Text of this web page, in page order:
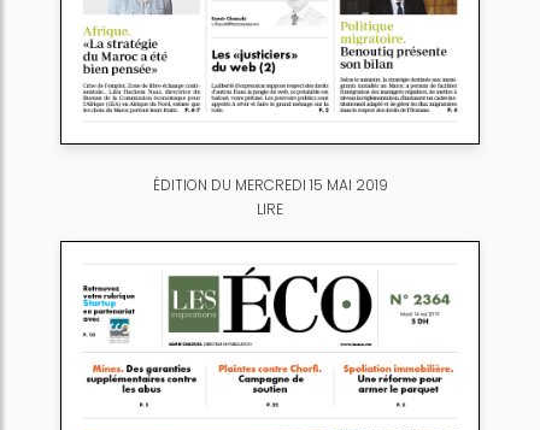
ÉDITION DU MERCREDI 15 MAI 2019
LIRE